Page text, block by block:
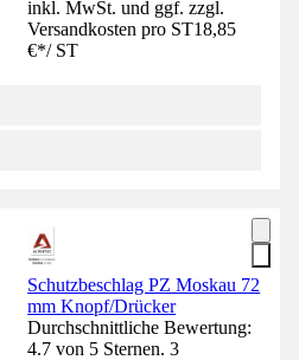
inkl. MwSt. und ggf. zzgl.
Versandkosten pro ST18,85
€*/ ST
Schutzbeschlag PZ Moskau 72
mm Knopf/Drücker
Durchschnittliche Bewertung:
4.7 von 5 Sternen. 3